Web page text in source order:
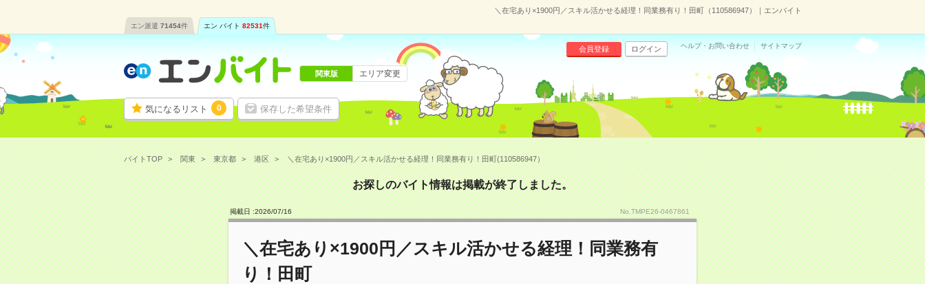
＼在宅あり×1900円／スキル活かせる経理！同業務有り！田町（110586947）｜エンバイト
エン派遣 71454件 エン バイト 82531件
気になるリスト 0 保存した希望条件
会員登録 ログイン ヘルプ・お問い合わせ サイトマップ
関東版 エリア変更
バイトTOP 関東 東京都 港区 ＼在宅あり×1900円／スキル活かせる経理！同業務有り！田町(110586947）
お探しのバイト情報は掲載が終了しました。
掲載日 :2026/07/16 No.TMPE26-0467861
＼在宅あり×1900円／スキル活かせる経理！同業務有
り！田町